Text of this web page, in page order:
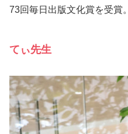
73回毎日出版文化賞を受賞。
てぃ先生